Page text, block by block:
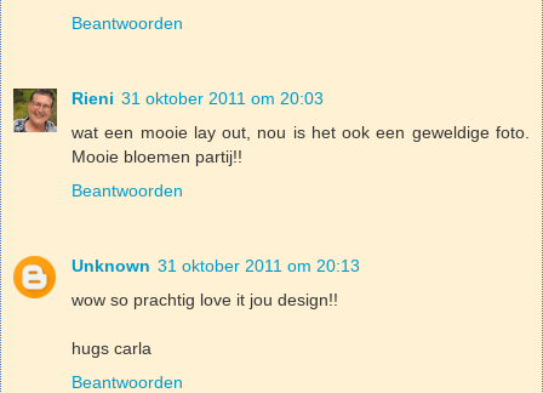
Beantwoorden
Rieni 31 oktober 2011 om 20:03
wat een mooie lay out, nou is het ook een geweldige foto.
Mooie bloemen partij!!
Beantwoorden
Unknown 31 oktober 2011 om 20:13
wow so prachtig love it jou design!!
hugs carla
Beantwoorden